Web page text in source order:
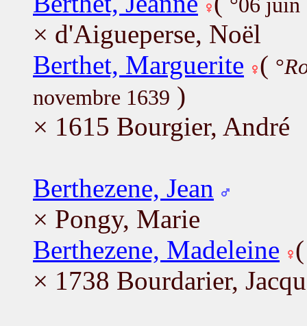
°06
× d'Aigueperse, Noël
Berthet, Marguerite ( °
novembre 1639 )
× 1615 Bourgier, André
Berthezene, Jean
× Pongy, Marie
Berthezene, Madeleine
× 1738 Bourdarier,